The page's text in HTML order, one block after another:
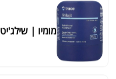
מומיו | שילג'יט